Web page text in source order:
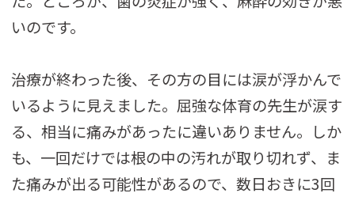
いのです。
治療が終わった後、その方の目には涙が浮かんで
いるように見えました。屈強な体育の先生が涙す
る、相当に痛みがあったに違いありません。しか
も、一回だけでは根の中の汚れが取り切れず、ま
た痛みが出る可能性があるので、数日おきに3回